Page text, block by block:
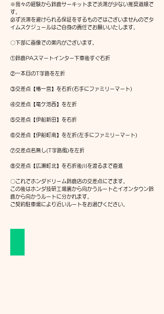
※我々の経験から鈴鹿サーキットまで渋滞が少ない推奨道順で
す。
必ず渋滞を避けられる保証をするものではございませんのでタ
イムスケジュールはご自身の責任でお願いいたします。
​〇下部に画像での案内がございます。
①鈴鹿PAスマートインター下車後すぐ右折
②一本目のT字路を左折
③交差点【椿一宮】を右折(右手にファミリーマート)
④交差点【竜ケ池西】を左折
⑤交差点【伊船新田】を右折
⑥交差点【伊船町南】を左折(左手にファミリーマート)
⑦交差点名無し(T字路風)を左折
​⑧交差点【広瀬町北】を右折後川を渡るまで直進
〇これでホンダドリーム鈴鹿店の交差点にでます。
この後はホンダ技研工場裏から向かうルートとイオンタウン鈴
鹿から向かうルートに分かれます。
​ご契約駐車場により近いルートをお選びください。